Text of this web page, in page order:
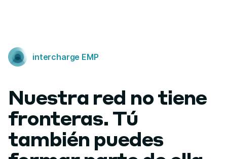
intercharge EMP
Nuestra red no tiene
fronteras. Tú
también puedes